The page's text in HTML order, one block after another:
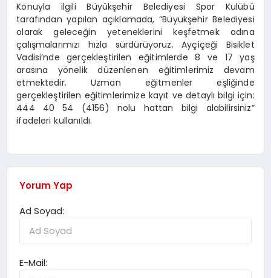
Konuyla ilgili Büyükşehir Belediyesi Spor Kulübü
tarafından yapılan açıklamada, “Büyükşehir Belediyesi
olarak geleceğin yeteneklerini keşfetmek adına
çalışmalarımızı hızla sürdürüyoruz. Ayçiçeği Bisiklet
Vadisi’nde gerçekleştirilen eğitimlerde 8 ve 17 yaş
arasına yönelik düzenlenen eğitimlerimiz devam
etmektedir. Uzman eğitmenler eşliğinde
gerçekleştirilen eğitimlerimize kayıt ve detaylı bilgi için:
444 40 54 (4156) nolu hattan bilgi alabilirsiniz”
ifadeleri kullanıldı.
Yorum Yap
Ad Soyad:
E-Mail: